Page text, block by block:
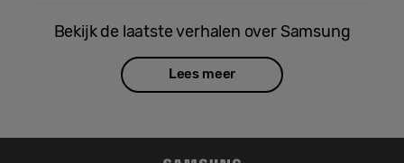
Bekijk de laatste verhalen over Samsung
Lees meer